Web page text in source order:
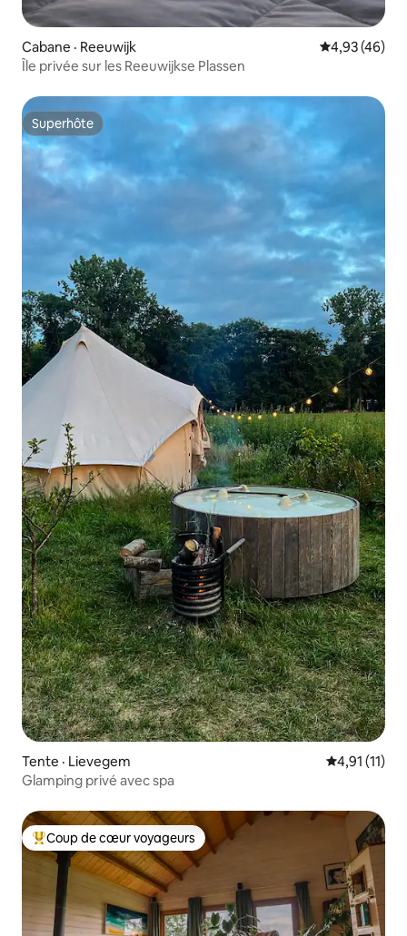
Cabane · Reeuwijk Note
4,93 (46)
Île privée sur les Reeuwijkse Plassen
Superhôte
Superhôte
Tente · Lievegem Note
4,91 (11)
Glamping privé avec spa
Coup de cœur voyageurs parmi les plus aimés
Coup de cœur voyageurs